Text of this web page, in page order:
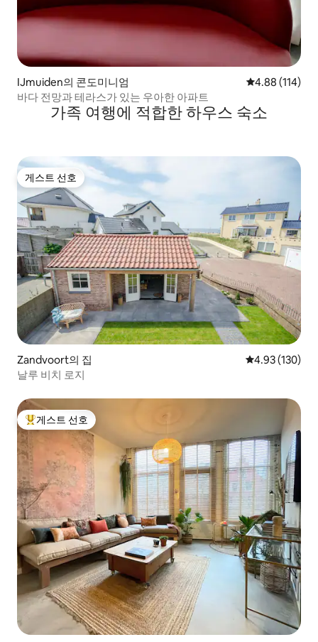
IJmuiden의 콘도미니엄 평점 4.88점(5
4.88 (114)
바다 전망과 테라스가 있는 우아한 아파트
가족 여행에 적합한 하우스 숙소
게스트 선호
게스트 선호
Zandvoort의 집 평점 4.93점(5
4.93 (130)
날루 비치 로지
상위 게스트 선호
게스트 선호